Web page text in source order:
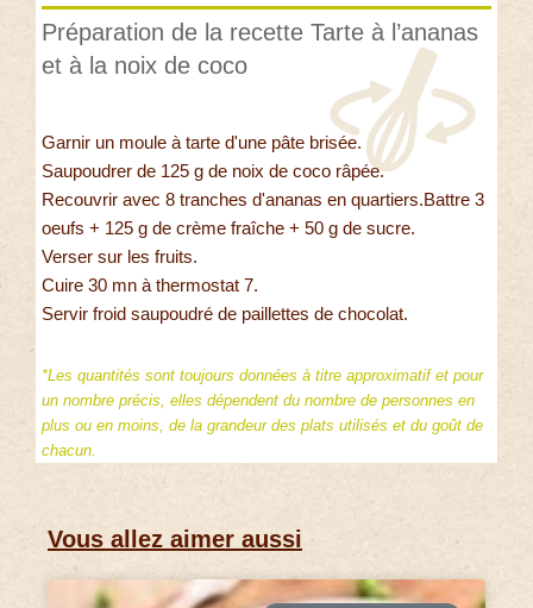
Préparation de la recette Tarte à l’ananas
et à la noix de coco
Garnir un moule à tarte d'une pâte brisée.
Saupoudrer de 125 g de noix de coco râpée.
Recouvrir avec 8 tranches d'ananas en quartiers.Battre 3
oeufs + 125 g de crème fraîche + 50 g de sucre.
Verser sur les fruits.
Cuire 30 mn à thermostat 7.
Servir froid saupoudré de paillettes de chocolat.
*Les quantités sont toujours données à titre approximatif et pour
un nombre précis, elles dépendent du nombre de personnes en
plus ou en moins, de la grandeur des plats utilisés et du goût de
chacun.
Vous allez aimer aussi